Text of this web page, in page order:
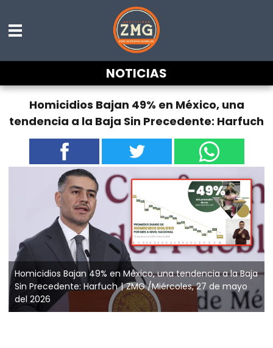
NOTICIAS
Homicidios Bajan 49% en México, una
tendencia a la Baja Sin Precedente: Harfuch
Homicidios Bajan 49% en México, una tendencia a la Baja
Sin Precedente: Harfuch
ZMG /Miércoles, 27 de mayo
del 2026